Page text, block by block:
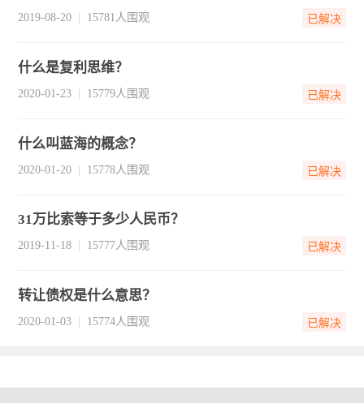
2019-08-20 已解决
15781人围观
什么是复利思维？
2020-01-23 已解决
15779人围观
什么叫蓝海的概念？
2020-01-20 已解决
15778人围观
31万比索等于多少人民币？
2019-11-18 已解决
15777人围观
转让债权是什么意思？
2020-01-03 已解决
15774人围观